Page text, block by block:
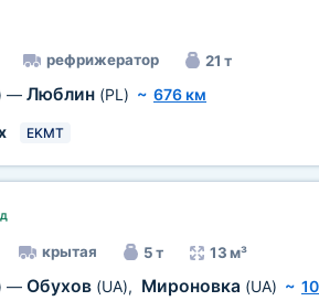
рефрижератор 21 т
— Люблин (PL) ~ 676 км
EKMT
крытая 5 т 13 м³
— Обухов (UA), Мироновка (UA) ~